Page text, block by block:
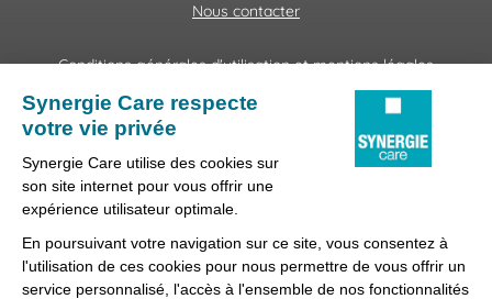
Nous contacter
Conditions générales d'utilisation et mentions légales
Fraudes & Hameçonnages
Lanceur d'alertes
Préférences des cookies